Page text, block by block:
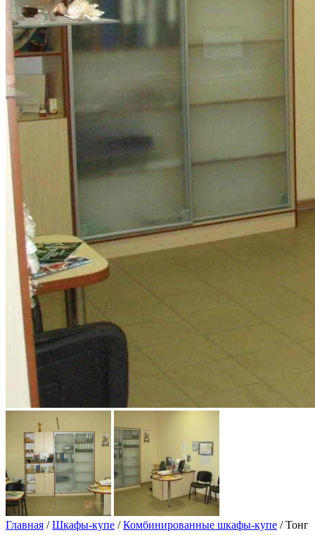
Главная /Шкафы-купе /Комбинированные шкафы-купе / Тонг